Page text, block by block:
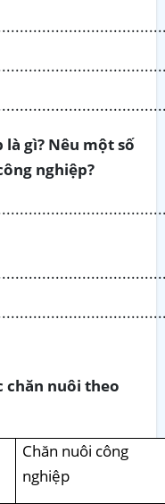
là gì? Nêu một số
nghiệp?
chăn nuôi theo
Chăn nuôi công
nghiệp